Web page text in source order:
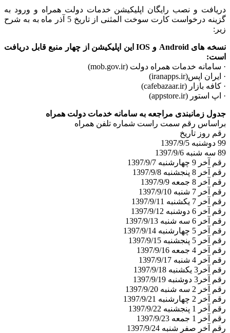
دریافت و نصب رایگان اپلیکیشن خدمات دولت همراه و ورود به
گزینه درخواست کارت سوخت المثنی از تاریخ 5 آذر ماه به به شرح
زیر:
نسخه های Android و IOS این اپلیکیشن از چهار منبع قابل دریافت
است:
· سامانه خدمات همراه دولت (mob.gov.ir)
· ایران اپس(iranapps.ir)
· کافه بازار (cafebazaar.ir)
· اپ استور (appstore.ir)
جدول زمانبندی مراجعه به سامانه خدمات دولت همراه
براساس رقم سمت راست شماره تلفن همراه
رقم روز تاریخ
99 دوشنبه 1397/9/5
89 سه شنبه 1397/9/6
رقم آخر 9 چهارشنبه 1397/9/7
رقم آخر 8 پنجشنبه 1397/9/8
رقم آخر 8 جمعه 1397/9/9
رقم آخر 7 شنبه 1397/9/10
رقم آخر 7 یکشنبه 1397/9/11
رقم آخر 6 دوشنبه 1397/9/12
رقم آخر 6 سه شنبه 1397/9/13
رقم آخر 5 چهارشنبه 1397/9/14
رقم آخر 5 پنجشنبه 1397/9/15
رقم آخر 4 جمعه 1397/9/16
رقم آخر 4 شنبه 1397/9/17
رقم آخر3 یکشنبه 1397/9/18
رقم آخر3 دوشنبه 1397/9/19
رقم آخر 2 سه شنبه 1397/9/20
رقم آخر 2 چهارشنبه 1397/9/21
رقم آخر 1 پنجشنبه 1397/9/22
رقم آخر 1 جمعه 1397/9/23
رقم آخر صفر شنبه 1397/9/24